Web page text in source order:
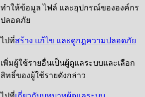
ทำให้ข้อมูล ไฟล์ และอุปกรณ์ขององค์กร
ปลอดภัย
ไปที่สร้าง แก้ไข และดูกฎความปลอดภัย
เพิ่มผู้ใช้รายอื่นเป็นผู้ดูแลระบบและเลือก
สิทธิ์ของผู้ใช้รายดังกล่าว